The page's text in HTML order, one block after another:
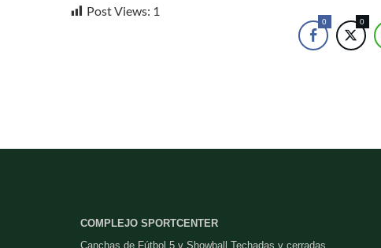
Post Views: 1
0 0
COMPLEJO SPORTCENTER
Canchas de Fútbol 5 y Showball Techadas y cerradas